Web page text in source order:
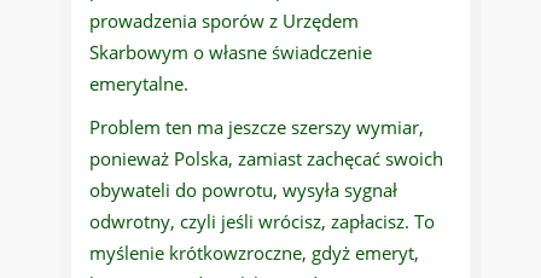
prowadzenia sporów z Urzędem
Skarbowym o własne świadczenie
emerytalne.
Problem ten ma jeszcze szerszy wymiar,
ponieważ Polska, zamiast zachęcać swoich
obywateli do powrotu, wysyła sygnał
odwrotny, czyli jeśli wrócisz, zapłacisz. To
myślenie krótkowzroczne, gdyż emeryt,